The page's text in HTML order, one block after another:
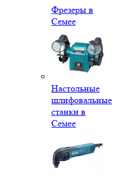
Фрезеры в
Семее
Настольные
шлифовальные
станки в
Семее